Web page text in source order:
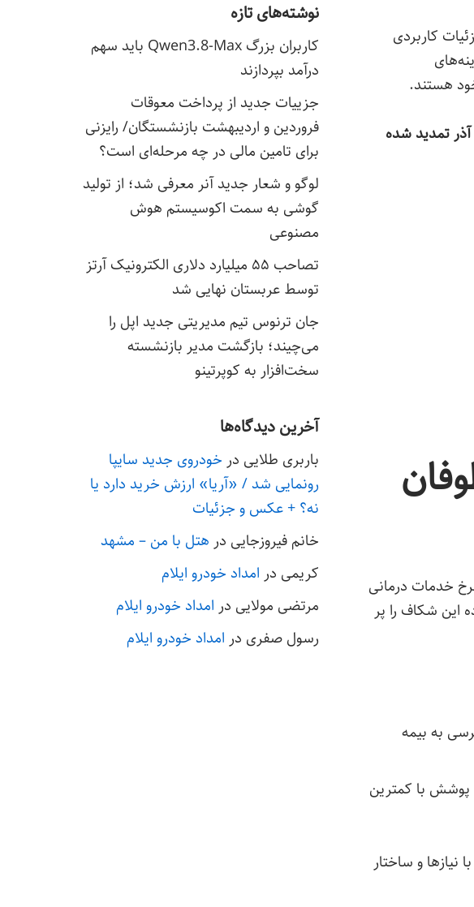
کاربردی
هستند.
توجه: جشنواره فروش بیمه تکمیلی سامان در نیکسا درمان با تخفیف بی‌نظیر تا ۴۵٪ فقط تا ۴ آذر تمدید شده
خدمات درمانی
این شکاف را پر
به بیمه
پوشش با کمترین
و ساختار
نوشته‌های تازه
کاربران بزرگ Qwen3.8-Max باید سهم
درآمد بپردازند
جزییات جدید از پرداخت معوقات
فروردین و اردیبهشت بازنشستگان/ رایزنی
برای تامین مالی در چه مرحله‌ای است؟
لوگو و شعار جدید آنر معرفی شد؛ از تولید
گوشی به سمت اکوسیستم هوش
مصنوعی
تصاحب ۵۵ میلیارد دلاری الکترونیک آرتز
توسط عربستان نهایی شد
جان ترنوس تیم مدیریتی جدید اپل را
می‌چیند؛ بازگشت مدیر بازنشسته
سخت‌افزار به کوپرتینو
آخرین دیدگاه‌ها
باربری طلایی در خودروی جدید سایپا
رونمایی شد / «آریا» ارزش خرید دارد یا
نه؟ + عکس و جزئیات
خانم فیروزجایی در هتل با من – مشهد
کریمی در امداد خودرو ایلام
مرتضی مولایی در امداد خودرو ایلام
رسول صفری در امداد خودرو ایلام